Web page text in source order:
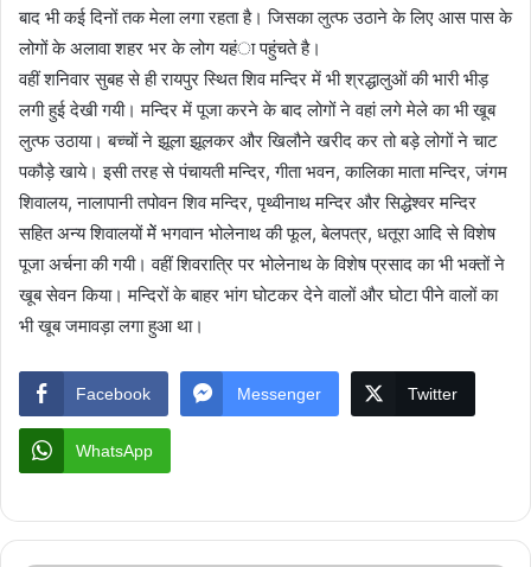
बाद भी कई दिनों तक मेला लगा रहता है। जिसका लुत्फ उठाने के लिए आस पास के
लोगों के अलावा शहर भर के लोग यहंा पहुंचते है।
वहीं शनिवार सुबह से ही रायपुर स्थित शिव मन्दिर में भी श्रद्धालुओं की भारी भीड़
लगी हुई देखी गयी। मन्दिर में पूजा करने के बाद लोगों ने वहां लगे मेले का भी खूब
लुत्फ उठाया। बच्चों ने झूला झूलकर और खिलौने खरीद कर तो बड़े लोगों ने चाट
पकौड़े खाये। इसी तरह से पंचायती मन्दिर, गीता भवन, कालिका माता मन्दिर, जंगम
शिवालय, नालापानी तपोवन शिव मन्दिर, पृथ्वीनाथ मन्दिर और सिद्धेश्वर मन्दिर
सहित अन्य शिवालयों मेें भगवान भोलेनाथ की फूल, बेलपत्र, धतूरा आदि से विशेष
पूजा अर्चना की गयी। वहीं शिवरात्रि पर भोलेनाथ के विशेष प्रसाद का भी भक्तों ने
खूब सेवन किया। मन्दिरों के बाहर भांग घोटकर देने वालों और घोटा पीने वालों का
भी खूब जमावड़ा लगा हुआ था।
Facebook Messenger Twitter
WhatsApp